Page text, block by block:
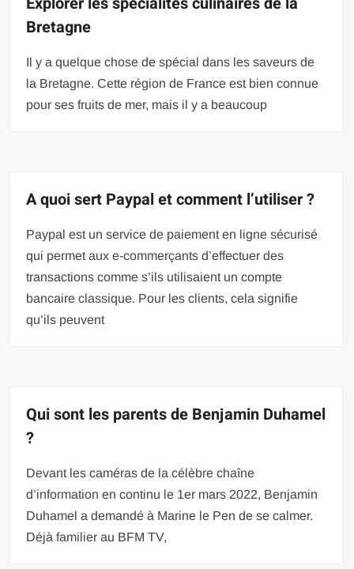
Bretagne
Il y a quelque chose de spécial dans les saveurs de
la Bretagne. Cette région de France est bien connue
pour ses fruits de mer, mais il y a beaucoup
A quoi sert Paypal et comment l’utiliser ?
Paypal est un service de paiement en ligne sécurisé
qui permet aux e-commerçants d’effectuer des
transactions comme s’ils utilisaient un compte
bancaire classique. Pour les clients, cela signifie
qu’ils peuvent
Qui sont les parents de Benjamin Duhamel
?
Devant les caméras de la célèbre chaîne
d’information en continu le 1er mars 2022, Benjamin
Duhamel a demandé à Marine le Pen de se calmer.
Déjà familier au BFM TV,